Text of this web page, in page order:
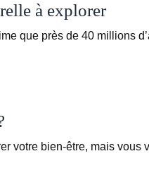
à explorer
que près de 40 millions
votre bien-être, mais